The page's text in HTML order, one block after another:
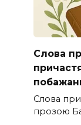
Слова
Слова
прозою